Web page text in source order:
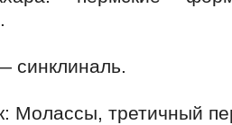
синклиналь.
Молассы, третичный